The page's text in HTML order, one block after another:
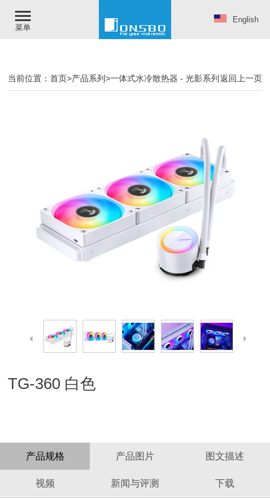
菜单
English
返回上一页
当前位置：首页>产品系列>一体式水冷散热器 -光影系列
TG-360 白色
产品规格 产品图片 图文描述
视频 新闻与评测 下载